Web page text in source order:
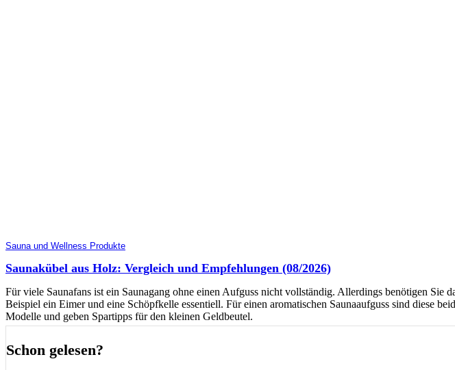
Sauna und Wellness Produkte
Saunakübel aus Holz: Vergleich und Empfehlungen (08/2026)
Für viele Saunafans ist ein Saunagang ohne einen Aufguss nicht vollständig. Allerdings benötigen Sie
Beispiel ein Eimer und eine Schöpfkelle essentiell. Für einen aromatischen Saunaaufguss sind diese
Modelle und geben Spartipps für den kleinen Geldbeutel.
Schon gelesen?